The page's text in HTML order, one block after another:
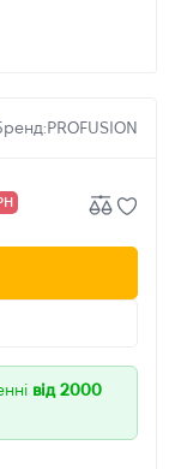
PROFUSION
від 2000